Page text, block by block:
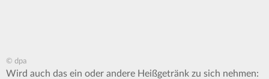
© dpa
Wird auch das ein oder andere Heißgetränk zu sich nehmen: